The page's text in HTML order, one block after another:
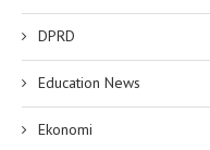
DPRD
Education News
Ekonomi